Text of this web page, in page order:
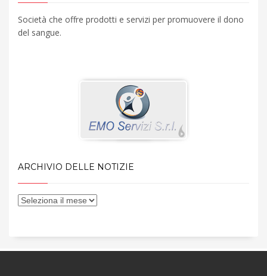
Società che offre prodotti e servizi per promuovere il dono
del sangue.
ARCHIVIO DELLE NOTIZIE